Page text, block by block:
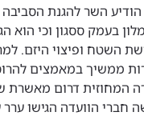
בשנת 2015 הודיע השר להגנת
בעמק ססגון וכי הוא
השטח ופיצוי היזם.
ממשיך במאמצים
המחוזית דרום מאשרת
חברי הוועדה הגישו